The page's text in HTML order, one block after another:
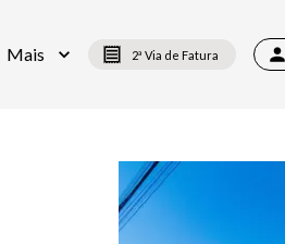
Mais 2ª Via de Fatura